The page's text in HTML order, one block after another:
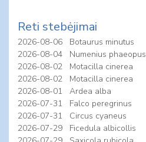
Reti stebėjimai
2026-08-06
Botaurus minutus
2026-08-04
Numenius phaeopus
2026-08-02
Motacilla cinerea
2026-08-02
Motacilla cinerea
2026-08-01
Ardea alba
2026-07-31
Falco peregrinus
2026-07-31
Circus cyaneus
2026-07-29
Ficedula albicollis